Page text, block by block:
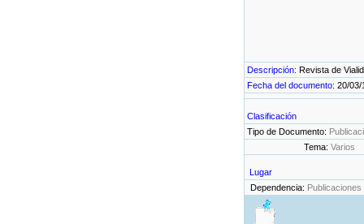
Descripción: Revista de
Fecha del documento: 20/03/
Clasificación
Tipo de Documento:
Tema: Varios
Lugar
Dependencia: Publicaciones